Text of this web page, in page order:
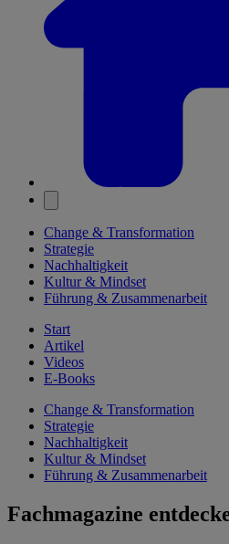
Change & Transformation
Strategie
Nachhaltigkeit
Kultur & Mindset
Führung & Zusammenarbeit
Start
Artikel
Videos
E-Books
Change & Transformation
Strategie
Nachhaltigkeit
Kultur & Mindset
Führung & Zusammenarbeit
Fachmagazine